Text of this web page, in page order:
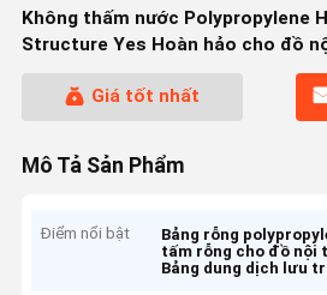
Không thấm nước Polypropylene
Structure Yes Hoàn hảo cho đồ
Giá tốt nhất
Mô Tả Sản Phẩm
Điểm nổi bật Bảng rỗng
tấm rỗng cho đồ nội
Bảng dung dịch lưu